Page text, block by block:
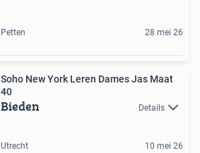
Petten 28 mei 26
Soho New York Leren Dames Jas Maat
40
Bieden Details
Utrecht 10 mei 26